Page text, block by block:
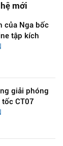
mới
của Nga bốc
tập kích
giải phóng
CT07